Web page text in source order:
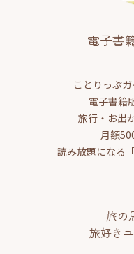
電子書
ことりっぷ
電子書籍
旅行・お出
月額
読み放題になる
旅の
旅好き